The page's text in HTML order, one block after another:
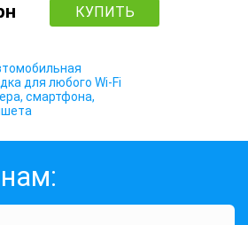
КУПИТЬ